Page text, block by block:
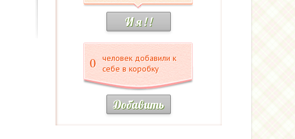
И я ! !
0
человек добавили к
себе в коробку
Добавить